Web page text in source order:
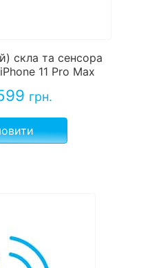
скла та сенсора
11 Pro Max
грн.